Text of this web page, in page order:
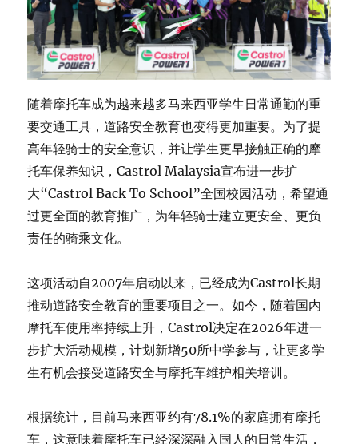
随着摩托车成为越来越多马来西亚学生日常通勤的重
要交通工具，道路安全教育也变得更加重要。为了提
高年轻骑士的安全意识，并让学生更早接触正确的摩
托车保养知识，Castrol Malaysia宣布进一步扩
大“Castrol Back To School”全国校园活动，希望通
过更全面的教育推广，为年轻骑士建立更安全、更负
责任的骑乘文化。
这项活动自2007年启动以来，已经成为Castrol长期
推动道路安全教育的重要项目之一。如今，随着国内
摩托车使用率持续上升，Castrol决定在2026年进一
步扩大活动规模，计划新增50所中学参与，让更多学
生有机会接受道路安全与摩托车维护相关培训。
根据统计，目前马来西亚约有78.1%的家庭拥有摩托
车，这意味着摩托车已经深深融入国人的日常生活，